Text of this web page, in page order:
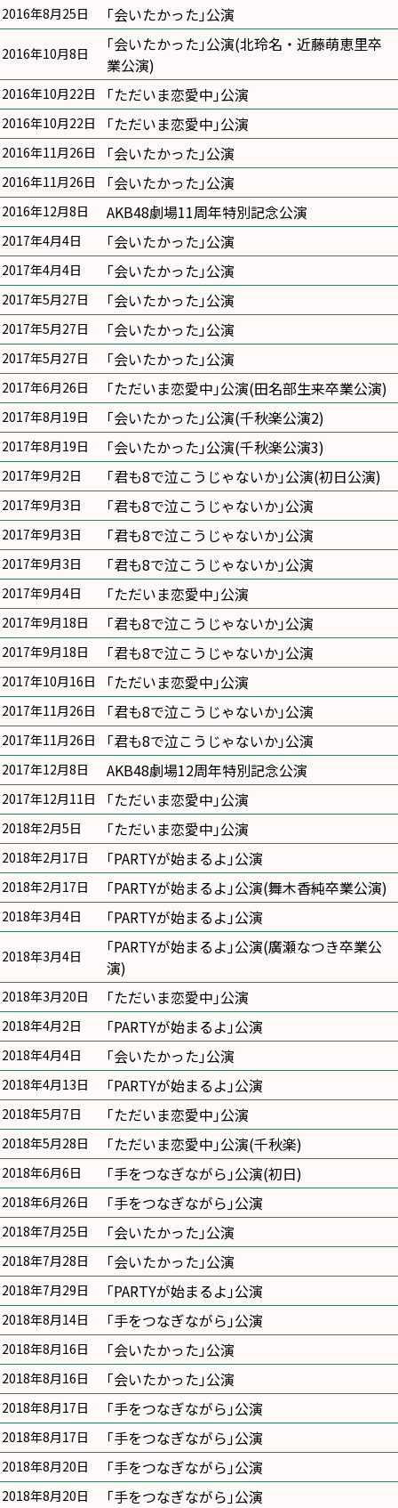
2016年8月25日 ｢会いたかった｣公演
2016年10月8日
｢会いたかった｣公演(北玲名・近藤萌恵里卒
業公演)
2016年10月22日 ｢ただいま恋愛中｣公演
2016年10月22日 ｢ただいま恋愛中｣公演
2016年11月26日 ｢会いたかった｣公演
2016年11月26日 ｢会いたかった｣公演
2016年12月8日 AKB48劇場11周年特別記念公演
2017年4月4日 ｢会いたかった｣公演
2017年4月4日 ｢会いたかった｣公演
2017年5月27日 ｢会いたかった｣公演
2017年5月27日 ｢会いたかった｣公演
2017年5月27日 ｢会いたかった｣公演
2017年6月26日 ｢ただいま恋愛中｣公演(田名部生来卒業公演)
2017年8月19日 ｢会いたかった｣公演(千秋楽公演2)
2017年8月19日 ｢会いたかった｣公演(千秋楽公演3)
2017年9月2日 ｢君も8で泣こうじゃないか｣公演(初日公演)
2017年9月3日 ｢君も8で泣こうじゃないか｣公演
2017年9月3日 ｢君も8で泣こうじゃないか｣公演
2017年9月3日 ｢君も8で泣こうじゃないか｣公演
2017年9月4日 ｢ただいま恋愛中｣公演
2017年9月18日 ｢君も8で泣こうじゃないか｣公演
2017年9月18日 ｢君も8で泣こうじゃないか｣公演
2017年10月16日 ｢ただいま恋愛中｣公演
2017年11月26日 ｢君も8で泣こうじゃないか｣公演
2017年11月26日 ｢君も8で泣こうじゃないか｣公演
2017年12月8日 AKB48劇場12周年特別記念公演
2017年12月11日 ｢ただいま恋愛中｣公演
2018年2月5日 ｢ただいま恋愛中｣公演
2018年2月17日 ｢PARTYが始まるよ｣公演
2018年2月17日 ｢PARTYが始まるよ｣公演(舞木香純卒業公演)
2018年3月4日 ｢PARTYが始まるよ｣公演
2018年3月4日
｢PARTYが始まるよ｣公演(廣瀬なつき卒業公
演)
2018年3月20日 ｢ただいま恋愛中｣公演
2018年4月2日 ｢PARTYが始まるよ｣公演
2018年4月4日 ｢会いたかった｣公演
2018年4月13日 ｢PARTYが始まるよ｣公演
2018年5月7日 ｢ただいま恋愛中｣公演
2018年5月28日 ｢ただいま恋愛中｣公演(千秋楽)
2018年6月6日 ｢手をつなぎながら｣公演(初日)
2018年6月26日 ｢手をつなぎながら｣公演
2018年7月25日 ｢会いたかった｣公演
2018年7月28日 ｢会いたかった｣公演
2018年7月29日 ｢PARTYが始まるよ｣公演
2018年8月14日 ｢手をつなぎながら｣公演
2018年8月16日 ｢会いたかった｣公演
2018年8月16日 ｢会いたかった｣公演
2018年8月17日 ｢手をつなぎながら｣公演
2018年8月17日 ｢手をつなぎながら｣公演
2018年8月20日 ｢手をつなぎながら｣公演
2018年8月20日 ｢手をつなぎながら｣公演